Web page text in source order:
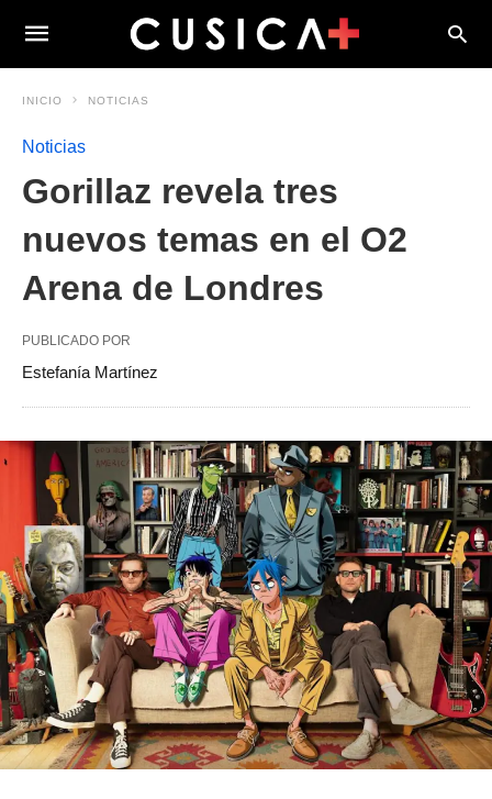
INICIO NOTICIAS
Noticias
Gorillaz revela tres
nuevos temas en el O2
Arena de Londres
PUBLICADO POR
Estefanía Martínez